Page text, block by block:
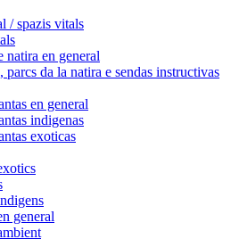
/ spazis vitals
natira en general
parcs da la natira e sendas instructivas
en general
indigenas
exoticas
general